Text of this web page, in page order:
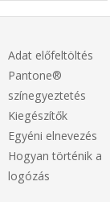
Adat előfeltöltés
Pantone®
színegyeztetés
Kiegészítők
Egyéni elnevezés
Hogyan történik a
logózás